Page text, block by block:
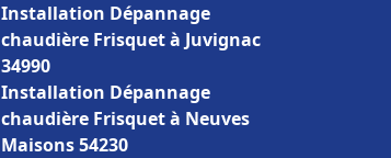
Installation Dépannage
chaudière Frisquet à Juvignac
34990
Installation Dépannage
chaudière Frisquet à Neuves
Maisons 54230